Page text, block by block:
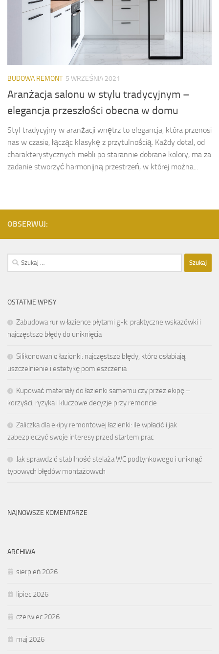
BUDOWA REMONT 5 WRZEŚNIA 2021
Aranżacja salonu w stylu tradycyjnym –
elegancja przeszłości obecna w domu
Styl tradycyjny w aranżacji wnętrz to elegancja, która przenosi
nas w czasie, łącząc klasykę z przytulnością. Każdy detal, od
charakterystycznych mebli po starannie dobrane kolory, ma za
zadanie stworzyć harmonijną przestrzeń, w której można...
OBSERWUJ:
Szukaj:
OSTATNIE WPISY
Zabudowa rur w łazience płytami g-k: praktyczne wskazówki i
najczęstsze błędy do uniknięcia
Silikonowanie łazienki: najczęstsze błędy, które osłabiają
uszczelnienie i estetykę pomieszczenia
Kupować materiały do łazienki samemu czy przez ekipę –
korzyści, ryzyka i kluczowe decyzje przy remoncie
Zaliczka dla ekipy remontowej łazienki: ile wpłacić i jak
zabezpieczyć swoje interesy przed startem prac
Jak sprawdzić stabilność stelaża WC podtynkowego i uniknąć
typowych błędów montażowych
NAJNOWSZE KOMENTARZE
ARCHIWA
sierpień 2026
lipiec 2026
czerwiec 2026
maj 2026